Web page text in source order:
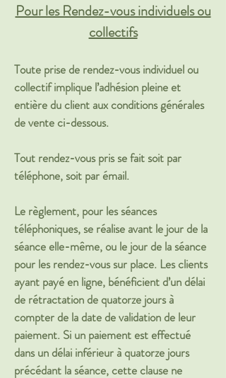
Pour les Rendez-vous individuels ou
collectifs
Toute prise de rendez-vous individuel ou
collectif implique l’adhésion pleine et
entière du client aux conditions générales
de vente ci-dessous.
Tout rendez-vous pris se fait soit par
téléphone, soit par émail.
Le règlement, pour les séances
téléphoniques, se réalise avant le jour de la
séance elle-même, ou le jour de la séance
pour les rendez-vous sur place. Les clients
ayant payé en ligne, bénéficient d’un délai
de rétractation de quatorze jours à
compter de la date de validation de leur
paiement. Si un paiement est effectué
dans un délai inférieur à quatorze jours
précédant la séance, cette clause ne